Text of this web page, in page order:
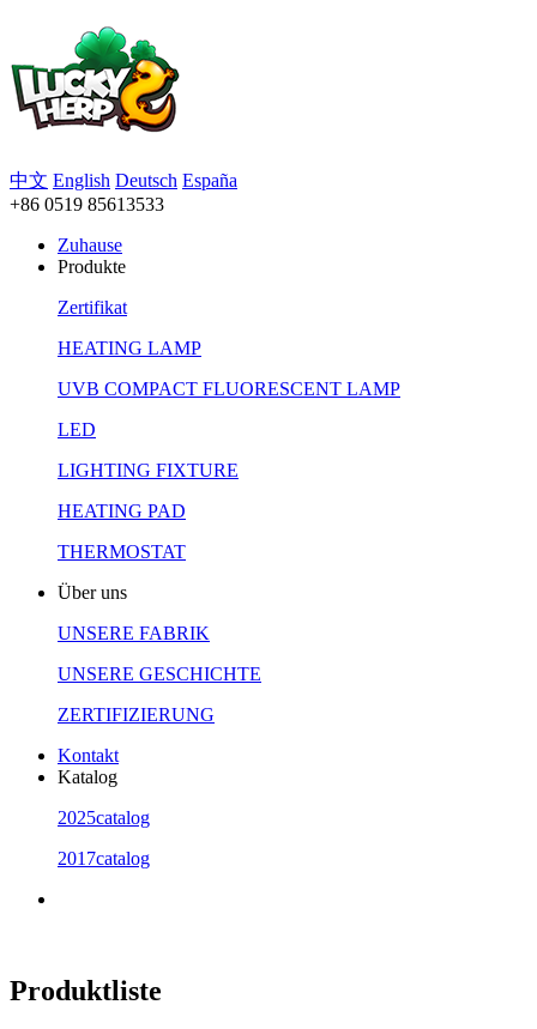
中文 English Deutsch España
+86 0519 85613533
Zuhause
Produkte
Zertifikat
HEATING LAMP
UVB COMPACT FLUORESCENT LAMP
LED
LIGHTING FIXTURE
HEATING PAD
THERMOSTAT
Über uns
UNSERE FABRIK
UNSERE GESCHICHTE
ZERTIFIZIERUNG
Kontakt
Katalog
2025catalog
2017catalog
Produktliste